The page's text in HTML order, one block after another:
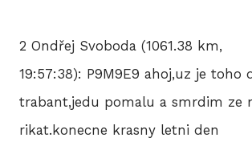
2 Ondřej Svoboda (1061.38 km,
19:57:38): P9M9E9 ahoj,uz je toho
trabant,jedu pomalu a smrdim ze
rikat.konecne krasny letni den